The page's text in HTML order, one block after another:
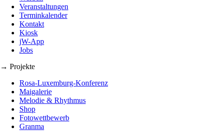
Veranstaltungen
Terminkalender
Kontakt
Kiosk
jW-App
Jobs
→ Projekte
Rosa-Luxemburg-Konferenz
Maigalerie
Melodie & Rhythmus
Shop
Fotowettbewerb
Granma